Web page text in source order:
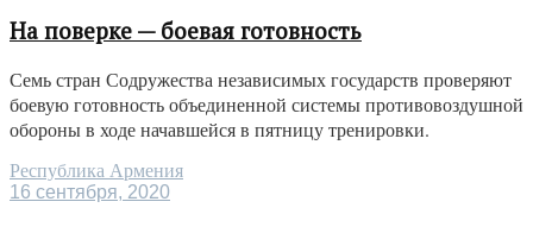
На поверке — боевая готовность
Семь стран Содружества независимых государств проверяют
боевую готовность объединенной системы противовоздушной
обороны в ходе начавшейся в пятницу тренировки.
Республика Армения
16 сентября, 2020